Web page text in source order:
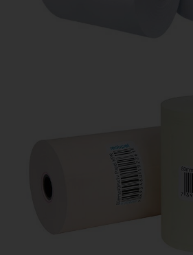
Térmicas e